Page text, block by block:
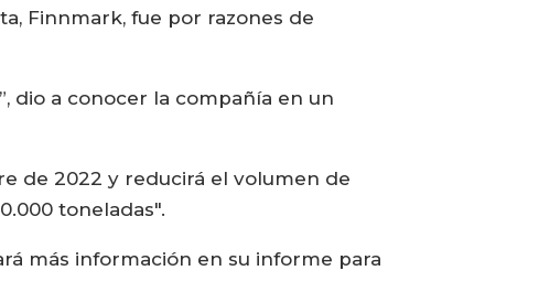
Finnmark, fue por razones de
dio a conocer la compañía en un
de 2022 y reducirá el volumen de
toneladas".
más información en su informe para